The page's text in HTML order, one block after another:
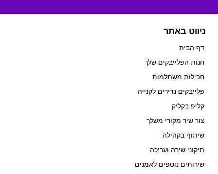
ניווט באתר
דף הבית
חנות הפלייבקים שלך
חבילות משתלמות
פלייבקים נדירים לקנייה
קליפ בקליק
צור שיר מקורי משלך
שיתוף בקהילה
תיקוני שירה ועריכה
שירותים נוספים לאמנים